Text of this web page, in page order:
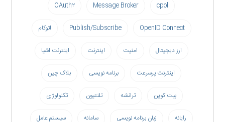
cpol
Message Broker OAuth۲
OpenID Connect
Publish/Subscribe اتوکام
ارز دیجیتال امنیت اینترنت اینترنت اشیا
اینترنت پرسرعت برنامه نویسی بلاک چین
بیت کوین ترانشه تلنتیون تکنولوژی
رایانه زبان برنامه نویسی سامانه سیستم عامل